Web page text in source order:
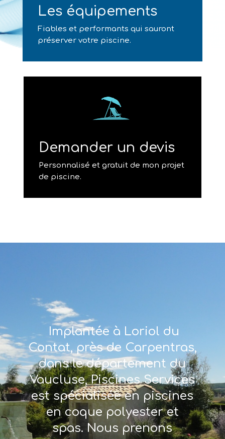
Les équipements
Fiables et performants qui sauront
préserver votre piscine.
Demander un devis
Personnalisé et gratuit de mon projet
de piscine.
Implantée à Loriol du
Contat, près de Carpentras,
dans le département du
Vaucluse, Piscines Services
est spécialisée en piscines
en coque polyester et
spas. Nous prenons